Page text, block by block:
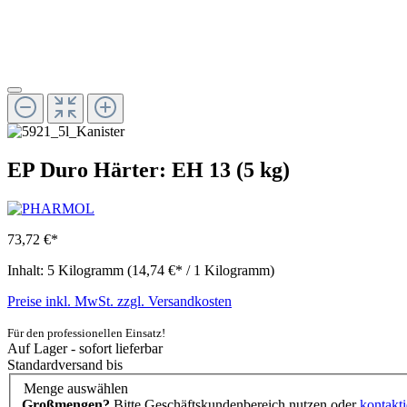
EP Duro Härter: EH 13 (5 kg)
73,72 €*
Inhalt: 5 Kilogramm (14,74 €* / 1 Kilogramm)
Preise inkl. MwSt. zzgl. Versandkosten
Für den professionellen Einsatz!
Auf Lager - sofort lieferbar
Standardversand bis
Menge auswählen